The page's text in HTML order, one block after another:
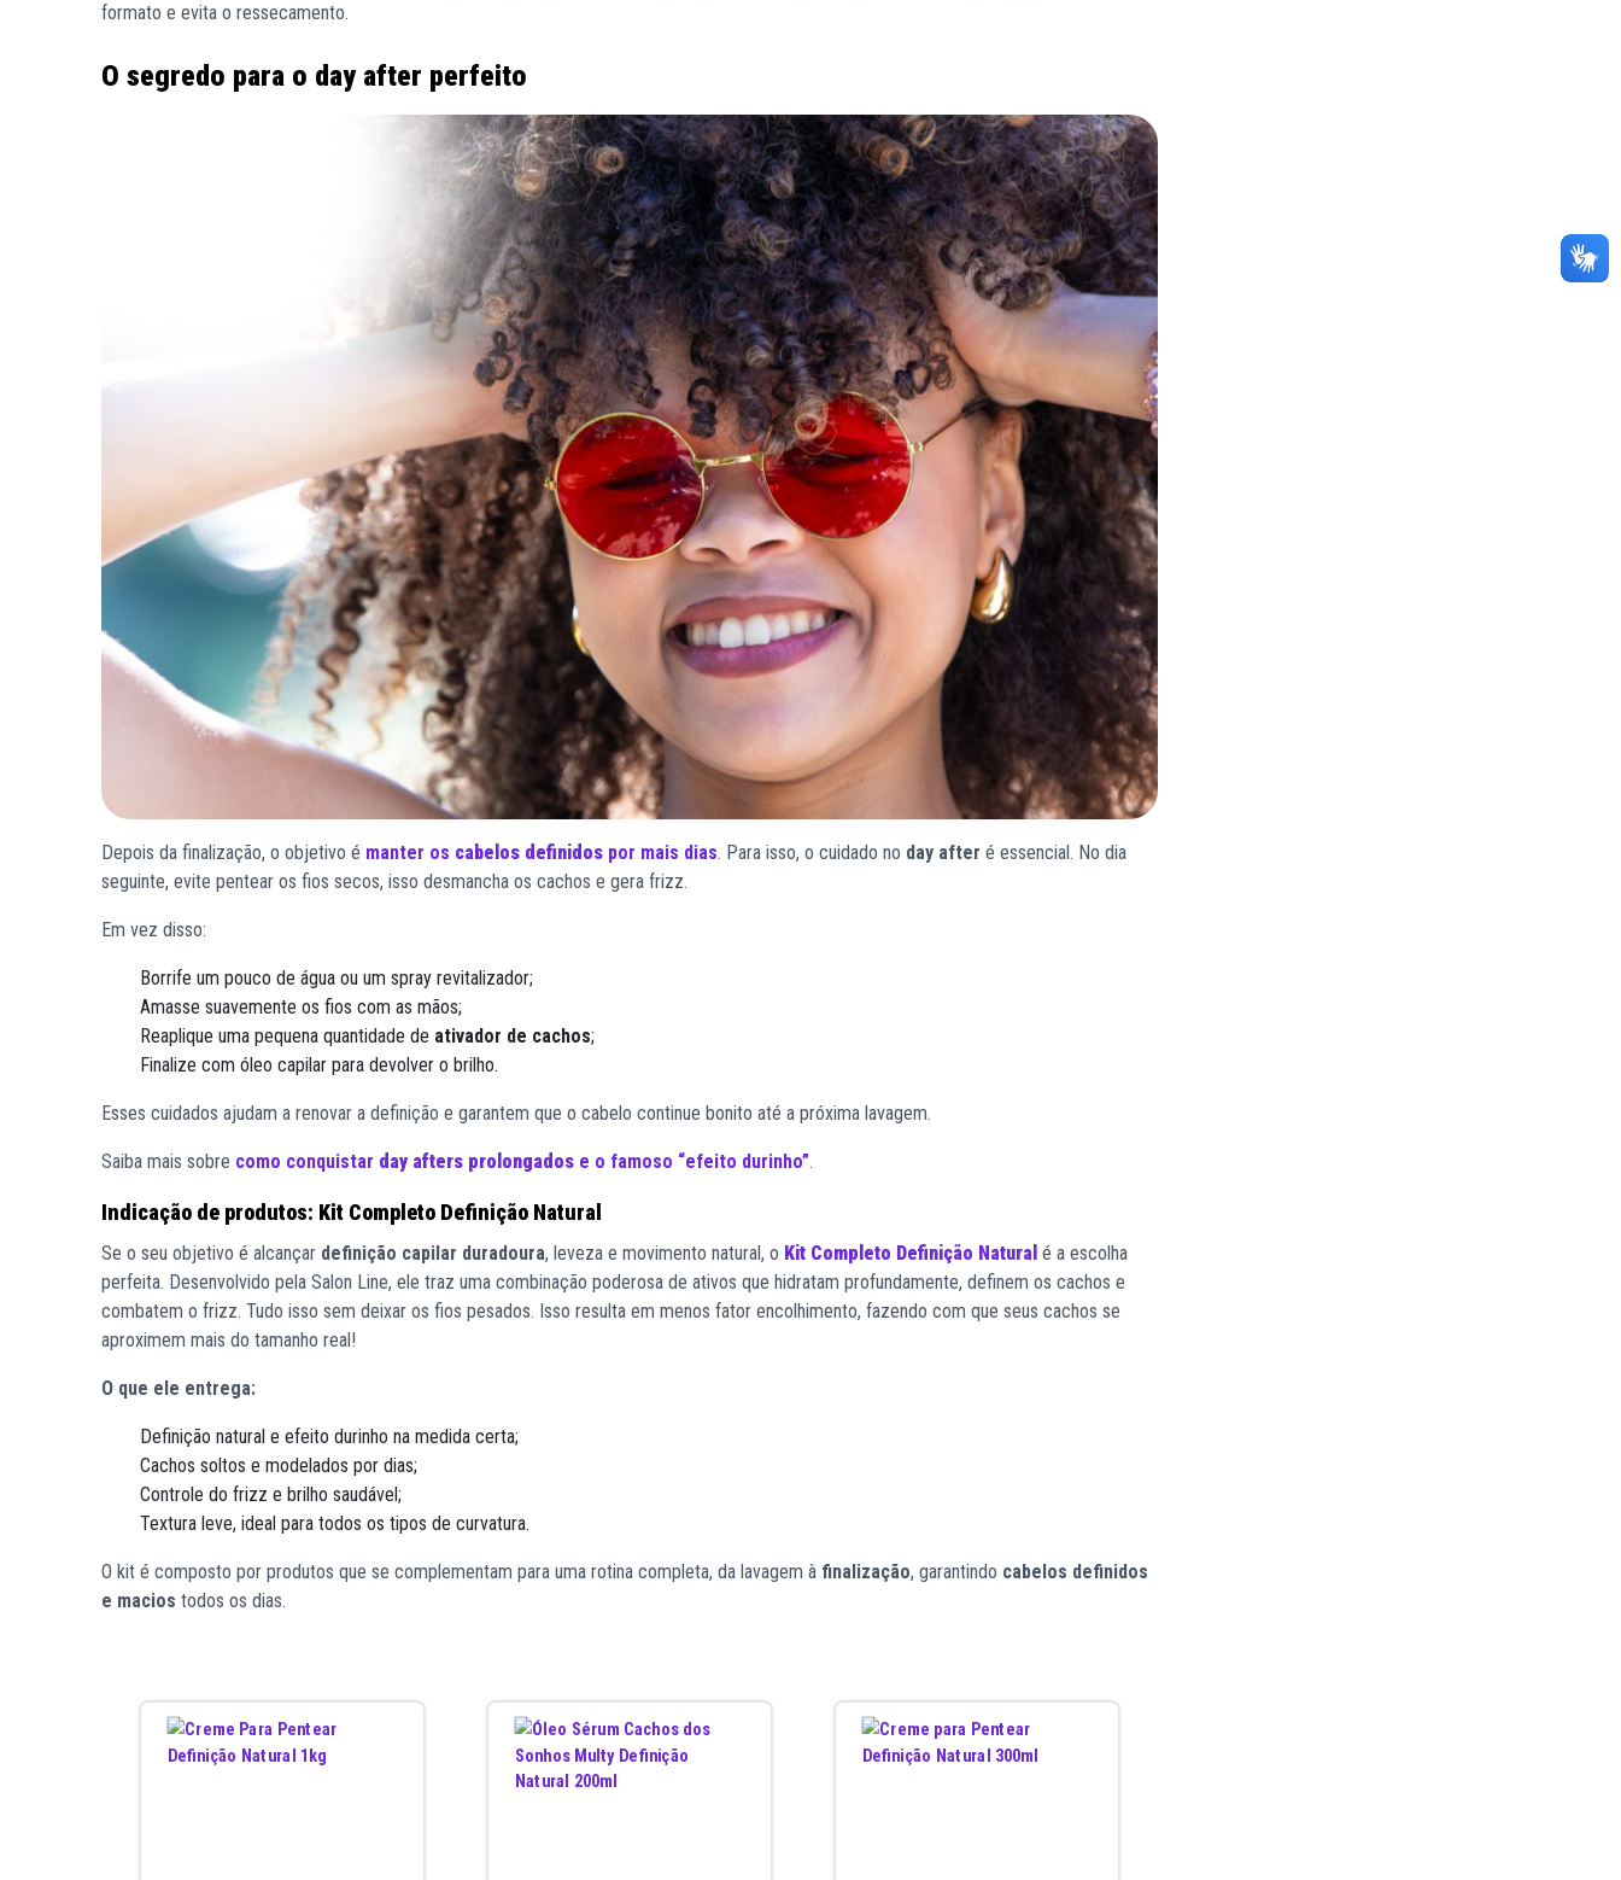
formato e evita o ressecamento.
O segredo para o day after perfeito
Depois da finalização, o objetivo é manter os cabelos definidos por mais dias. Para isso, o cuidado no day after é essencial. No dia
seguinte, evite pentear os fios secos, isso desmancha os cachos e gera frizz.
Em vez disso:
Borrife um pouco de água ou um spray revitalizador;
Amasse suavemente os fios com as mãos;
Reaplique uma pequena quantidade de ativador de cachos;
Finalize com óleo capilar para devolver o brilho.
Esses cuidados ajudam a renovar a definição e garantem que o cabelo continue bonito até a próxima lavagem.
Saiba mais sobre como conquistar day afters prolongados e o famoso “efeito durinho”.
Indicação de produtos: Kit Completo Definição Natural
Se o seu objetivo é alcançar definição capilar duradoura, leveza e movimento natural, o Kit Completo Definição Natural é a escolha
perfeita. Desenvolvido pela Salon Line, ele traz uma combinação poderosa de ativos que hidratam profundamente, definem os cachos e
combatem o frizz. Tudo isso sem deixar os fios pesados. Isso resulta em menos fator encolhimento, fazendo com que seus cachos se
aproximem mais do tamanho real!
O que ele entrega:
Definição natural e efeito durinho na medida certa;
Cachos soltos e modelados por dias;
Controle do frizz e brilho saudável;
Textura leve, ideal para todos os tipos de curvatura.
O kit é composto por produtos que se complementam para uma rotina completa, da lavagem à finalização, garantindo cabelos definidos
e macios todos os dias.